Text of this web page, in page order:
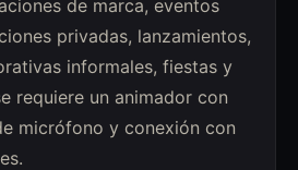
de marca, eventos
privadas, lanzamientos,
informales, fiestas y
requiere un animador con
micrófono y conexión con